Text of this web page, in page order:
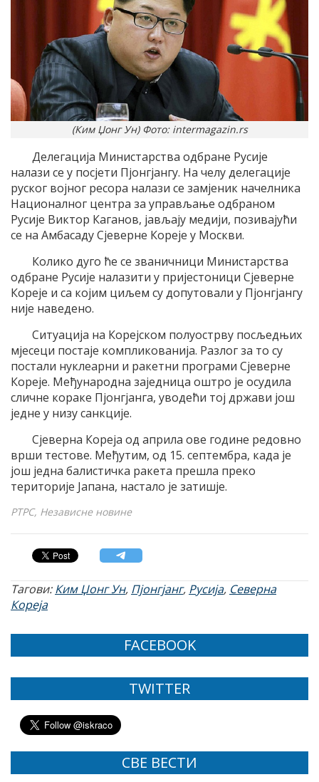
(Ким Џонг Ун) Фото: intermagazin.rs
Делегација Министарства одбране Русије
налази се у посјети Пјонгјангу. На челу делегације
руског војног ресора налази се замјеник начелника
Националног центра за управљање одбраном
Русије Виктор Каганов, јављају медији, позивајући
се на Амбасаду Сјеверне Кореје у Москви.
Колико дуго ће се званичници Министарства
одбране Русије налазити у пријестоници Сјеверне
Кореје и са којим циљем су допутовали у Пјонгјангу
није наведено.
Ситуација на Корејском полуострву посљедњих
мјесеци постаје компликованија. Разлог за то су
постали нуклеарни и ракетни програми Сјеверне
Кореје. Међународна заједница оштро је осудила
сличне кораке Пјонгјанга, уводећи тој држави још
једне у низу санкције.
Сјеверна Кореја од априла ове године редовно
врши тестове. Међутим, од 15. септембра, када је
још једна балистичка ракета прешла преко
територије Јапана, настало је затишје.
РТРС, Независне новине
Тагови:Ким Џонг Ун, Пјонгјанг, Русија, Северна
Кореја
FACEBOOK
TWITTER
СВЕ ВЕСТИ